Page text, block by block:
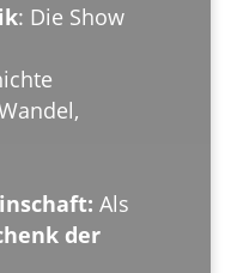
: Die Show
Als
der